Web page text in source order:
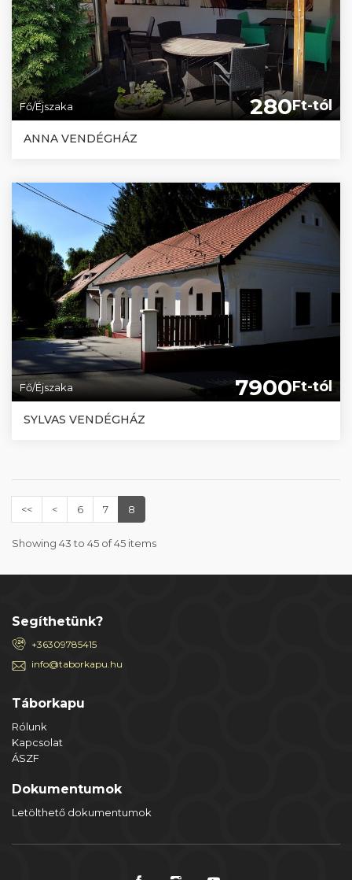
Fő/Éjszaka 280Ft-tól
ANNA VENDÉGHÁZ
Fő/Éjszaka 7900Ft-tól
SYLVAS VENDÉGHÁZ
<< < 6 7 8
Showing 43 to 45 of 45 items
Segíthetünk?
+36309785415
info@taborkapu.hu
Táborkapu
Rólunk
Kapcsolat
ÁSZF
Dokumentumok
Letölthető dokumentumok